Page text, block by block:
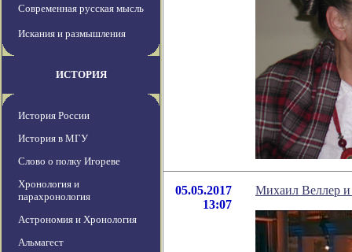
Современная русская мысль
Искания и размышления
ИСТОРИЯ
История России
История в МГУ
Слово о полку Игореве
Хронология и
парахронология
Астрономия и Хронология
Альмагест
05.05.2017
13:07
Михаил Веллер и